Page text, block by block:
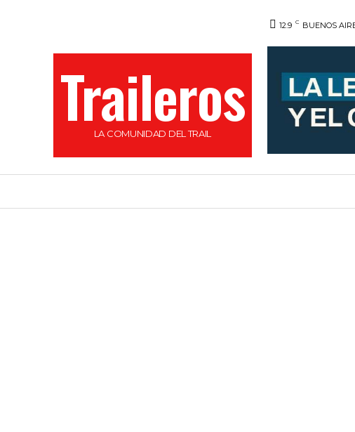
Traileros
LA COMUNIDAD DEL TRAIL
12.9 C BUENOS